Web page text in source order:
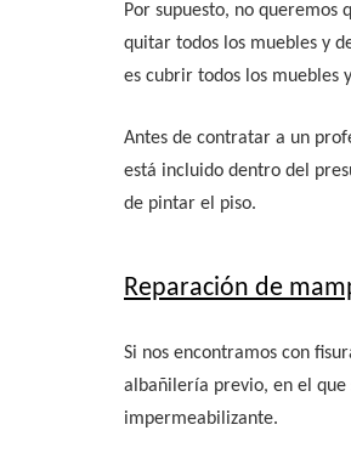
Por supuesto, no queremos
quitar todos los muebles y
es cubrir todos los muebles
Antes de contratar a un
está incluido dentro del
de pintar el piso.
Reparación de
Si nos encontramos con
albañilería previo, en el que
impermeabilizante.